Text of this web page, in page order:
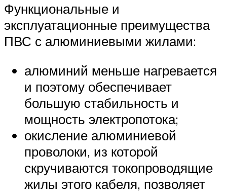
Функциональные и
эксплуатационные преимущества
ПВС с алюминиевыми жилами:
алюминий меньше нагревается
и поэтому обеспечивает
большую стабильность и
мощность электропотока;
окисление алюминиевой
проволоки, из которой
скручиваются токопроводящие
жилы этого кабеля, позволяет